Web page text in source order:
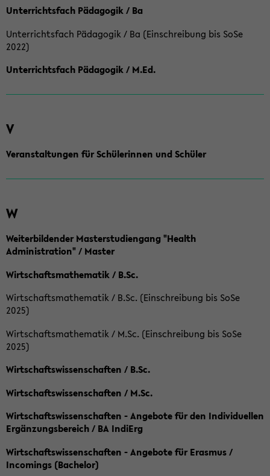
Unterrichtsfach Pädagogik / Ba
Unterrichtsfach Pädagogik / Ba (Einschreibung bis SoSe
2022)
Unterrichtsfach Pädagogik / M.Ed.
V
Veranstaltungen für Schülerinnen und Schüler
W
Weiterbildender Masterstudiengang "Health
Administration" / Master
Wirtschaftsmathematik / B.Sc.
Wirtschaftsmathematik / B.Sc. (Einschreibung bis SoSe
2025)
Wirtschaftsmathematik / M.Sc. (Einschreibung bis SoSe
2025)
Wirtschaftswissenschaften / B.Sc.
Wirtschaftswissenschaften / M.Sc.
Wirtschaftswissenschaften - Angebote für den Individuellen
Ergänzungsbereich / BA IndiErg
Wirtschaftswissenschaften - Angebote für Erasmus /
Incomings (Bachelor)